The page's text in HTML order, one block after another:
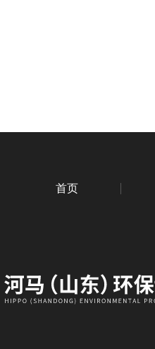
首页